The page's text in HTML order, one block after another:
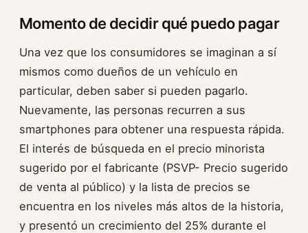
Momento de decidir qué puedo pagar
Una vez que los consumidores se imaginan a sí
mismos como dueños de un vehículo en
particular, deben saber si pueden pagarlo.
Nuevamente, las personas recurren a sus
smartphones para obtener una respuesta rápida.
El interés de búsqueda en el precio minorista
sugerido por el fabricante (PSVP- Precio sugerido
de venta al público) y la lista de precios se
encuentra en los niveles más altos de la historia,
y presentó un crecimiento del 25% durante el